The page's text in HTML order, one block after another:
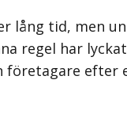
lång tid, men
regel har
efter